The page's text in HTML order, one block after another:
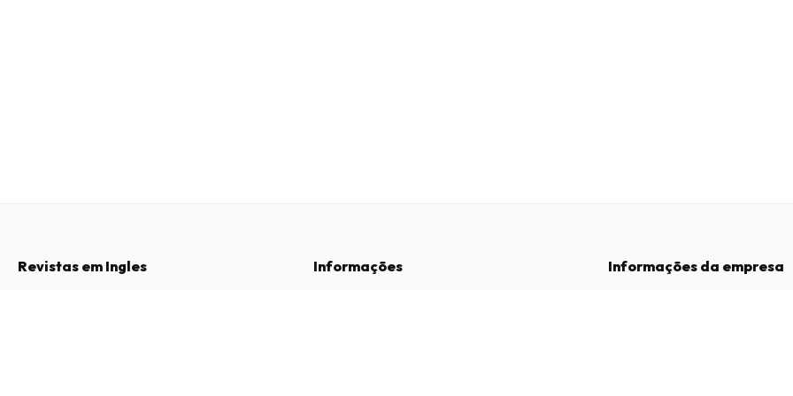
Revistas em Ingles Informações Informações da empresa